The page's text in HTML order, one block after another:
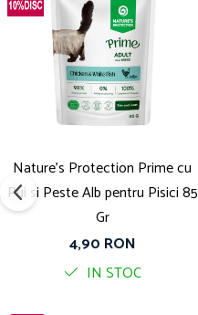
Nature's Protection Prime cu
Pui si Peste Alb pentru Pisici 85
Gr
4,90 RON
IN STOC